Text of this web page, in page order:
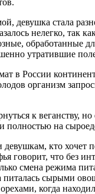
девушка стала
нелегко, так
обработанные
утратившие
в России
организм
к веганству, но
полностью на
кто хочет
говорит, что без
смена режима
питалась сырыми
когда